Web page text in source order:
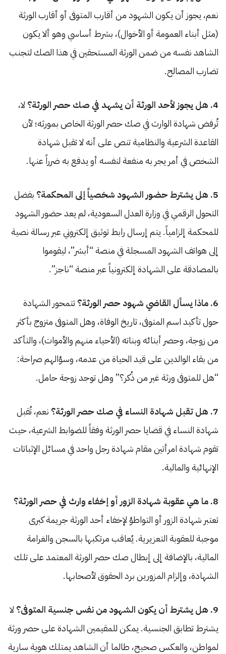
نعم، يجوز أن يكون الشهود من أقارب المتوفى أو أقارب الورثة
(مثل أبناء العمومة أو الأخوال)، بشرط أساسي وهو ألا يكون
الشاهد نفسه من ضمن الورثة المستحقين في هذا الصك لتجنب
تضارب المصالح.
4. هل يجوز لأحد الورثة أن يشهد في صك حصر الورثة؟
لا،
تُرفض شهادة الوارث في صك حصر الورثة الخاص بمورثه؛ لأن
القاعدة الشرعية والنظامية تنص على أنه لا تقبل شهادة
الشخص في أمر يجر به منفعة لنفسه أو يدفع به ضرراً عنها.
5. هل يشترط حضور الشهود شخصياً إلى المحكمة؟
بفضل
التحول الرقمي في وزارة العدل السعودية، لم يعد حضور الشهود
للمحكمة إلزامياً. يتم إرسال رابط توثيق إلكتروني عبر رسالة نصية
إلى هواتف الشهود المسجلة في منصة “أبشر”، ليقوموا
بالمصادقة على الشهادة إلكترونياً عبر منصة “ناجز”.
6. ماذا يسأل القاضي شهود حصر الورثة؟
تتمحور الشهادة
حول تأكيد اسم المتوفى، تاريخ الوفاة، وهل المتوفى متزوج بأكثر
من زوجة، وحصر أبنائه وبناته (الأحياء منهم والأموات)، والتأكد
من بقاء الوالدين على قيد الحياة من عدمه، وسؤالهم صراحة:
“هل للمتوفى ورثة غير من ذُكر؟” وهل توجد زوجة حامل.
7. هل تقبل شهادة النساء في صك حصر الورثة؟
نعم، تُقبل
شهادة النساء في قضايا حصر الورثة وفقاً للضوابط الشرعية، حيث
تقوم شهادة امرأتين مقام شهادة رجل واحد في مسائل الإثباتات
الإنهائية والمالية.
8. ما هي عقوبة شهادة الزور أو إخفاء وارث في حصر الورثة؟
تعتبر شهادة الزور أو التواطؤ لإخفاء أحد الورثة جريمة كبرى
موجبة للعقوبة التعزيرية. يُعاقب مرتكبها بالسجن والغرامة
المالية، بالإضافة إلى إبطال صك حصر الورثة المعتمد على تلك
الشهادة، وإلزام المزورين برد الحقوق لأصحابها.
9. هل يشترط أن يكون الشهود من نفس جنسية المتوفى؟
لا
يشترط تطابق الجنسية. يمكن للمقيمين الشهادة على حصر ورثة
لمواطن، والعكس صحيح، طالما أن الشاهد يمتلك هوية سارية